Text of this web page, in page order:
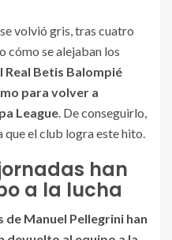
volvió gris, tras cuatro
cómo se alejaban los
Real Betis Balompié
para volver a
League. De conseguirlo,
que el club logra este hito.
han
a la lucha
de Manuel Pellegrini han